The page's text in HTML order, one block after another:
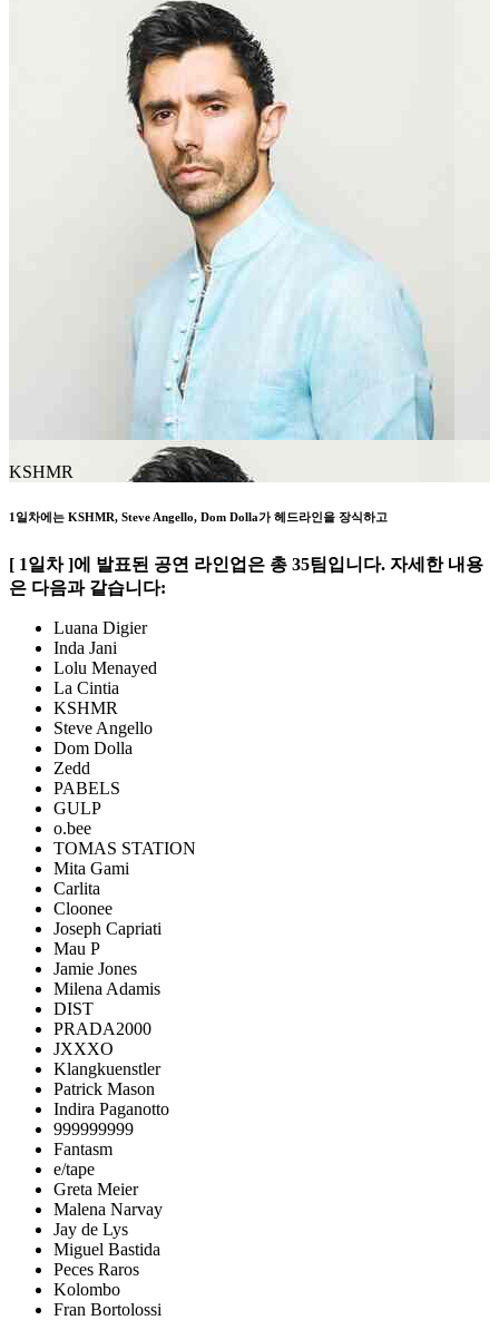
KSHMR
1일차에는 KSHMR, Steve Angello, Dom Dolla가 헤드라인을 장식하고
[ 1일차 ]에 발표된 공연 라인업은 총 35팀입니다. 자세한 내용
은 다음과 같습니다:
Luana Digier
Inda Jani
Lolu Menayed
La Cintia
KSHMR
Steve Angello
Dom Dolla
Zedd
PABELS
GULP
o.bee
TOMAS STATION
Mita Gami
Carlita
Cloonee
Joseph Capriati
Mau P
Jamie Jones
Milena Adamis
DIST
PRADA2000
JXXXO
Klangkuenstler
Patrick Mason
Indira Paganotto
999999999
Fantasm
e/tape
Greta Meier
Malena Narvay
Jay de Lys
Miguel Bastida
Peces Raros
Kolombo
Fran Bortolossi